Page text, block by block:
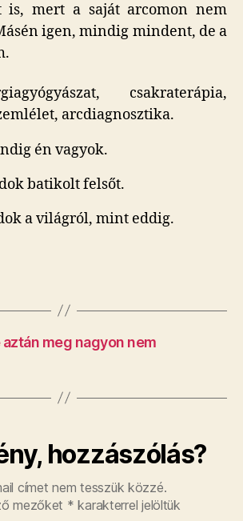
is, mert a saját arcomon nem
igen, mindig mindent, de a
csakraterápia,
arcdiagnosztika.
én vagyok.
batikolt felsőt.
a világról, mint eddig.
meg nagyon nem
hozzászólás?
címet nem tesszük közzé.
mezőket * karakterrel jelöltük